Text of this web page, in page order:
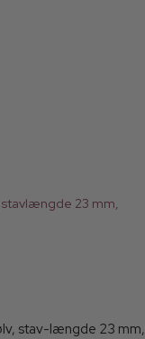
stavlængde 23 mm,
stav-længde 23 mm,